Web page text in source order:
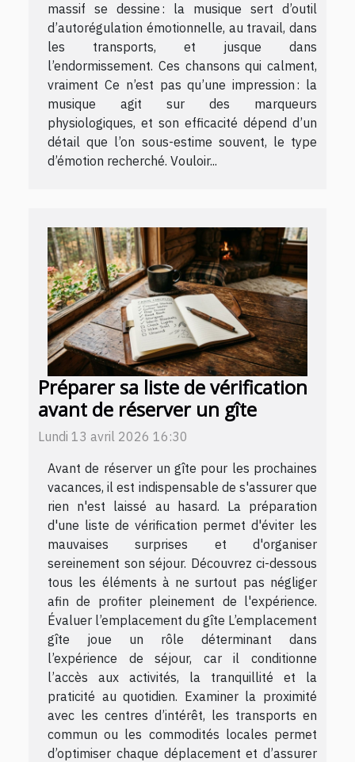
massif se dessine : la musique sert d’outil
d’autorégulation émotionnelle, au travail, dans
les transports, et jusque dans
l’endormissement. Ces chansons qui calment,
vraiment Ce n’est pas qu’une impression : la
musique agit sur des marqueurs
physiologiques, et son efficacité dépend d’un
détail que l’on sous-estime souvent, le type
d’émotion recherché. Vouloir...
Préparer sa liste de vérification
avant de réserver un gîte
Lundi 13 avril 2026 16:30
Avant de réserver un gîte pour les prochaines
vacances, il est indispensable de s'assurer que
rien n'est laissé au hasard. La préparation
d'une liste de vérification permet d'éviter les
mauvaises surprises et d'organiser
sereinement son séjour. Découvrez ci-dessous
tous les éléments à ne surtout pas négliger
afin de profiter pleinement de l'expérience.
Évaluer l’emplacement du gîte L’emplacement
gîte joue un rôle déterminant dans
l’expérience de séjour, car il conditionne
l’accès aux activités, la tranquillité et la
praticité au quotidien. Examiner la proximité
avec les centres d’intérêt, les transports en
commun ou les commodités locales permet
d’optimiser chaque déplacement et d’assurer